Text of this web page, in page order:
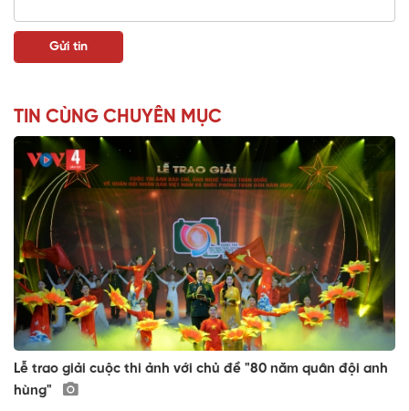
TIN CÙNG CHUYÊN MỤC
Lễ trao giải cuộc thi ảnh với chủ đề "80 năm quân đội anh
hùng"